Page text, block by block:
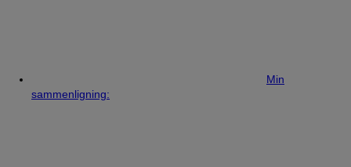
Min
sammenligning: